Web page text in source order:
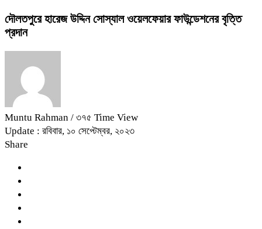
দৌলতপুরে হারেজ উদ্দিন সোস্যাল ওয়েলফেয়ার ফাউন্ডেশনের বৃত্তি
প্রদান
Muntu Rahman / ৩৭৫ Time View
Update : রবিবার, ১০ সেপ্টেম্বর, ২০২৩
Share